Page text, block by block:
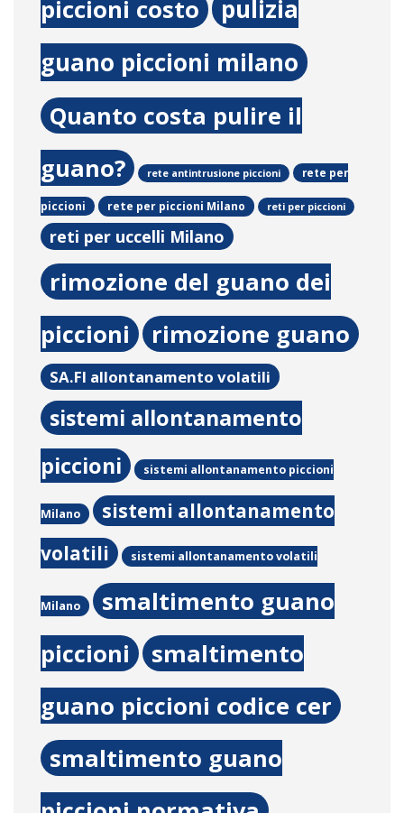
piccioni costo
pulizia
guano piccioni milano
Quanto costa pulire il
guano?
rete antintrusione piccioni rete per
piccioni rete per piccioni Milano reti per piccioni
reti per uccelli Milano
rimozione del guano dei
piccioni
rimozione guano
SA.FI allontanamento volatili
sistemi allontanamento
piccioni
sistemi allontanamento piccioni
Milano
sistemi allontanamento
volatili
sistemi allontanamento volatili
Milano
smaltimento guano
piccioni
smaltimento
guano piccioni codice cer
smaltimento guano